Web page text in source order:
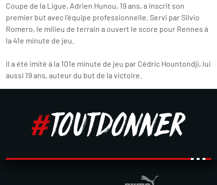
Coupe de la Ligue, Adrien Hunou, 19 ans, a inscrit son
premier but avec l'équipe professionnelle. Servi par Silvio
Romero, le milieu de terrain a ouvert le score pour Rennes à
la 41e minute de jeu.
Il a été imité à la 101e minute de jeu par Cédric Hountondji, lui
aussi 19 ans, auteur du but de la victoire.